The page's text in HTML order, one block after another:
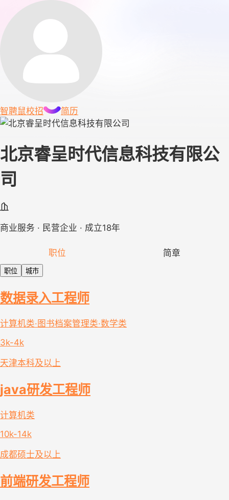
智聘鼠校招 简历
北京睿呈时代信息科技有限公
司
商业服务 · 民营企业 · 成立18年
职位 简章
职位 城市
数据录入工程师
计算机类·图书档案管理类·数学类
3k-4k
天津本科及以上
java研发工程师
计算机类
10k-14k
成都硕士及以上
前端研发工程师